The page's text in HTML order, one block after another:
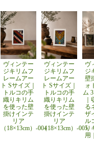
ヴィンテー
ジキリムフ
レームアー
ト Sサイズ｜
トルコの手
織りキリム
を使った壁
掛けインテ
リア
（18×13cm）-004
ヴィンテー
ジキリムフ
レームアー
ト Sサイズ｜
トルコの手
織りキリム
を使った壁
掛けインテ
リア
（18×13cm）-005
ヴ
ジ
壁
ォ
ム
る
ザ
ル
り
用